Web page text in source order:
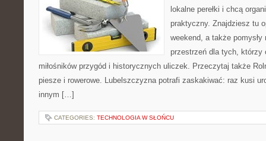
lokalne perełki i chcą
praktyczny. Znajdziesz tu
weekend, a także
przestrzeń dla tych, którzy
miłośników przygód i historycznych uliczek. Przeczytaj także
piesze i rowerowe. Lubelszczyzna potrafi zaskakiwać: raz kusi
innym […]
CATEGORIES: TECHNOLOGIA W SŁOŃCU